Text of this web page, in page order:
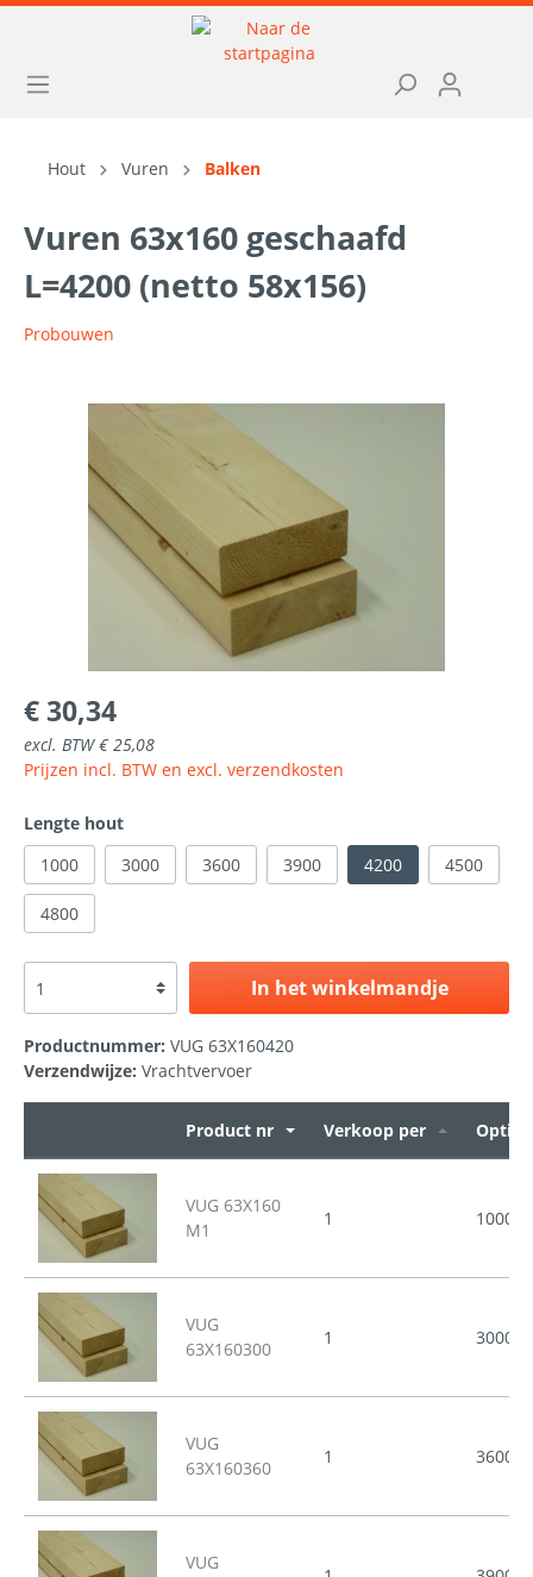
Hout Vuren Balken
Vuren 63x160 geschaafd
L=4200 (netto 58x156)
Probouwen
€ 30,34
excl. BTW € 25,08
Prijzen incl. BTW en excl. verzendkosten
Lengte hout
1000
3000 3600 3900 4200 4500
4800
In het winkelmandje
Productnummer: VUG 63X160420
Verzendwijze: Vrachtvervoer
Product nr Verkoop per Opties
VUG 63X160
M1
1 1000
VUG
63X160300
1 3000
VUG
63X160360
1 3600
VUG